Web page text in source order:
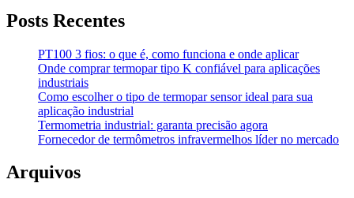
Posts Recentes
PT100 3 fios: o que é, como funciona e onde aplicar
Onde comprar termopar tipo K confiável para aplicações
industriais
Como escolher o tipo de termopar sensor ideal para sua
aplicação industrial
Termometria industrial: garanta precisão agora
Fornecedor de termômetros infravermelhos líder no mercado
Arquivos